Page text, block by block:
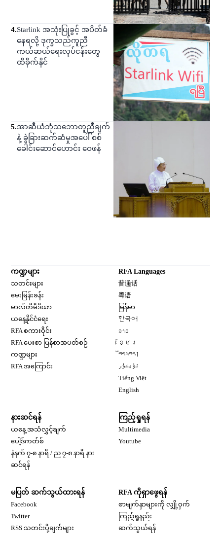
4.Starlink အသုံးပြုခွင့် အပိတ်ခံ
နေရလို့ ဒုက္ခသည်ကူညီ
ကယ်ဆယ်ရေးလုပ်ငန်းတွေ
ထိခိုက်နိုင်
5.အာဆီယံဘုံသဘောတူညီချက်
နဲ့ ခွဲခြားဆက်ဆံမှုအပေါ် စစ်
ခေါင်းဆောင်ဟောင်း ဝေဖန်
ကဏ္ဍများ
သတင်းများ
မေးမြန်းခန်း
မာလ်တီမီဒီယာ
ယနေ့နိုင်ငံရေး
RFA စကားဝိုင်း
RFA ပေးစာ ပြန်စာအပတ်စဉ်
ကဏ္ဍများ
RFA အကြောင်း
RFA Languages
普通话
粤语
မြန်မာ
한국어
ລາວ
ខ្មែរ
བོད་སྐད།
ئۇيغۇر
Tiếng Việt
English
နားဆင်ရန်
ယနေ့ အသံလွှင့်ချက်
ပေါ့ဒ်ကတ်စ်
နံနက် ၇-၈ နာရီ / ည ၇-၈ နာရီ နား
ဆင်ရန်
ကြည့်ရှုရန်
Multimedia
Youtube
မပြတ် ဆက်သွယ်ထားရန်
Facebook
TwitterOpens in new window
RSS သတင်းပို့ချက်များ
RFA ကိုရှာဖွေရန်
စာမျက်နှာများကို လျှို့ဝှက်
ကြည့်ရှုနည်း
ဆက်သွယ်ရန်